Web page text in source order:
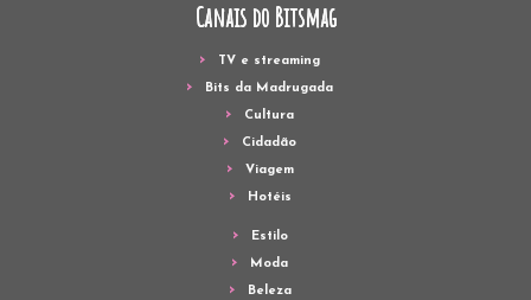
Canais do Bitsmag
TV e streaming
Bits da Madrugada
Cultura
Cidadão
Viagem
Hotéis
Estilo
Moda
Beleza